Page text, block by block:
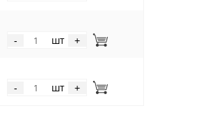
- шт +
- шт +